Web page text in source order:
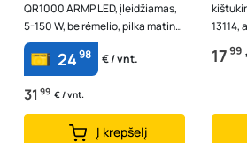
QR1000 ARMP LED, įleidžiamas,
5-150 W, be rėmelio, pilka matinė
sp.
2498 € / vnt.
31 99 € / vnt.
Į krepšelį
13114,
280W,
1799